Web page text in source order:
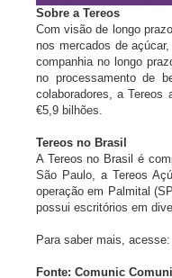
Sobre a Tereos
Com visão de longo
nos mercados de
companhia no longo
no processamento de
colaboradores, a
€5,9 bilhões.
Tereos no Brasil
A Tereos no Brasil é
São Paulo, a Tereos
operação em Palmital
possui escritórios em
Para saber mais,
Fonte: Comunic